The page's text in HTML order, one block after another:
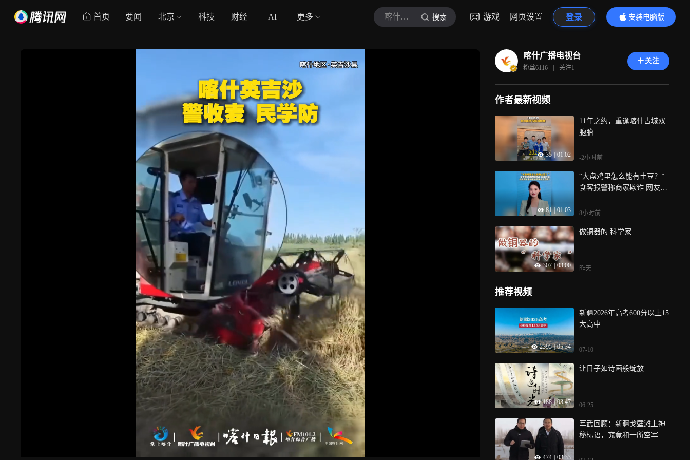
首页 要闻 北京 科技 财经 AI 更多 喀什广播电视台 搜索 游戏 网页设置 登录
安装电脑版
内容更精彩
喀什广播电视台
粉丝6116 | 关注1
关注
作者最新视频
35 | 01:02
11年之约，重逢喀什古城双
胞胎
-2小时前
81 | 01:03
“大盘鸡里怎么能有土豆？”
食客报警称商家欺诈 网友吵
放土豆呢？
8小时前
307 03:00
做铜器的 科学家
昨天
推荐视频
2395 | 05:34
新疆2026年高考600分以上15
大高中
07-10
188 | 03:47
让日子如诗画般绽放
06-25
474 03:33
军武回顾：新疆戈壁滩上神
秘标语，究竟和一所空军航